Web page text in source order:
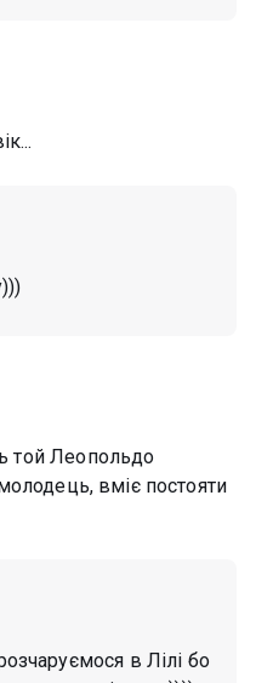
той Леопольдо
вміє постояти
в Лілі бо